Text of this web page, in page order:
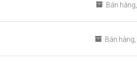
Bán hàng
Bán hàng